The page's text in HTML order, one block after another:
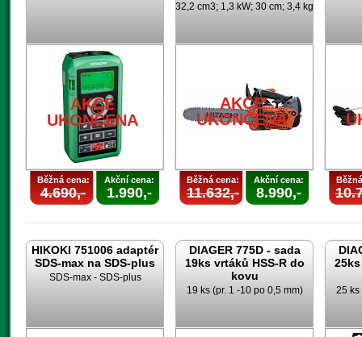
AKCE
UKONČENA
Běžná cena:
4.690,-
Akční cena:
1.990,-
32,2 cm3; 1,3 kW; 30 cm; 3,4 kg
AKCE
UKONČENA
Běžná cena:
11.632,-
Akční cena:
8.990,-
HIKOKI 751006 adaptér
SDS-max na SDS-plus
SDS-max - SDS-plus
DIAGER 775D - sada
19ks vrtáků HSS-R do
kovu
19 ks (pr. 1 -10 po 0,5 mm) 25 ks